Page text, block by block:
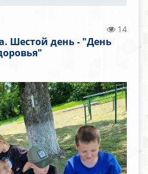
14
Шестой день - "День